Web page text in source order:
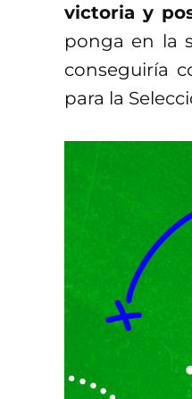
victoria y
ponga en la
conseguiría
para la